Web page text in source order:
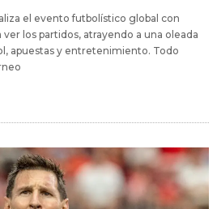
el evento futbolístico global con
los partidos, atrayendo a una oleada
apuestas y entretenimiento. Todo